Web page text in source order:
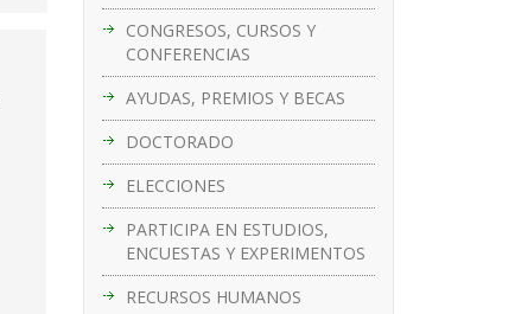
CONGRESOS, CURSOS Y
CONFERENCIAS
AYUDAS, PREMIOS Y BECAS
DOCTORADO
ELECCIONES
PARTICIPA EN ESTUDIOS,
ENCUESTAS Y EXPERIMENTOS
RECURSOS HUMANOS